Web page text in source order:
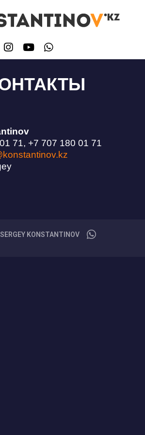
71, +7 707 180 01 71
KONSTANTINOV